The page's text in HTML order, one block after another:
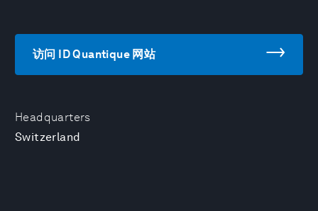
Headquarters
Switzerland
访问 ID Quantique 网站